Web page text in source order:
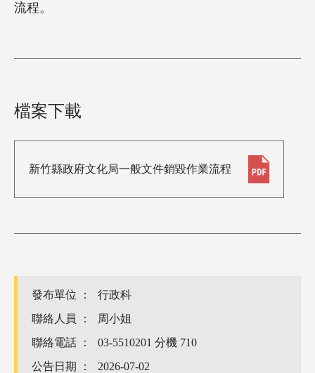
流程。
檔案下載
新竹縣政府文化局一般文件銷毀作業流程
發布單位 ：
行政科
聯絡人員 ：
周小姐
聯絡電話 ：
03-5510201 分機 710
公告日期 ：
2026-07-02